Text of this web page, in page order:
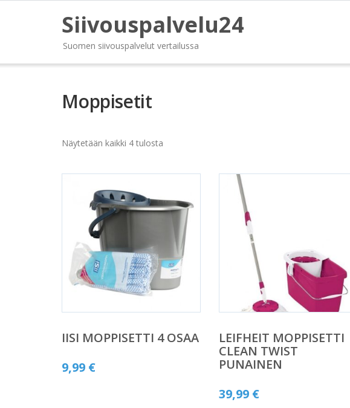
Siivouspalvelu24
Suomen siivouspalvelut vertailussa
Moppisetit
Näytetään kaikki 4 tulosta
IISI MOPPISETTI 4 OSAA
9,99 €
LEIFHEIT MOPPISETTI
CLEAN TWIST
PUNAINEN
39,99 €